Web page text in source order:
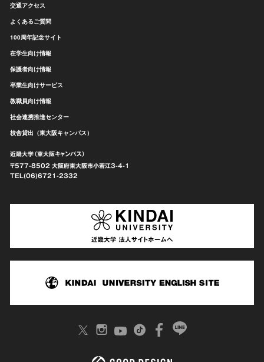
交通アクセス
よくあるご質問
100周年記念サイト
在学生向け情報
保護者向け情報
卒業生向けサービス
教職員向け情報
社会連携推進センター
校舎貸出（東大阪キャンパス）
近畿大学（東大阪キャンパス）
〒577-8502 大阪府東大阪市小若江3-4-1
TEL(06)6721-2332